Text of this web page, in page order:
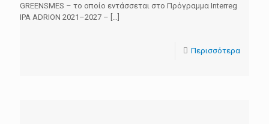
GREENSMES – το οποίο εντάσσεται στο Πρόγραμμα Interreg
IPA ADRION 2021–2027 – […]
Περισσότερα